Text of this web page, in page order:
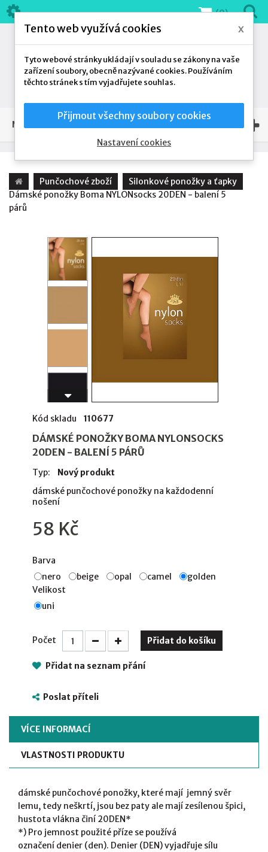
(0)
NAŠE NABÍDKA
Punčochové zboží
Silonkové ponožky a ťapky
Dámské ponožky Boma NYLONsocks 20DEN - balení 5
párů
Kód skladu 110677
DÁMSKÉ PONOŽKY BOMA NYLONSOCKS
20DEN - BALENÍ 5 PÁRŮ
Typ:
Nový produkt
dámské punčochové ponožky na každodenní
nošení
58 Kč
Barva
nero
beige opal camel
golden
Velikost
uni
Počet Přidat do košíku
Přidat na seznam přání
Poslat příteli
VÍCE INFORMACÍ
VLASTNOSTI PRODUKTU
dámské punčochové ponožky, které mají jemný svěr
lemu, tedy neškrtí, jsou bez paty ale mají zesílenou špici,
hustota vlákna činí 20DEN*
*) Pro jemnost použité příze se používá
označení denier (den). Denier (DEN) vyjadřuje sílu
Tento web využívá cookies x
Tyto webové stránky ukládají v souladu se zákony na vaše
zařízení soubory, obecně nazývané cookies. Používáním
těchto stránek s tím vyjadřujete souhlas.
Přijmout všechny soubory cookies
Nastavení cookies